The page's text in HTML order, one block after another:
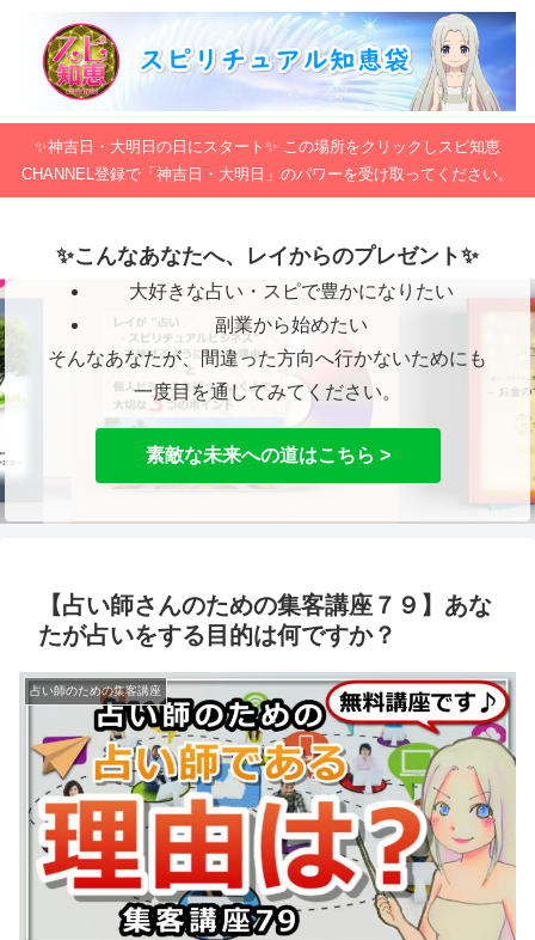
✨神吉日・大明日の日にスタート✨ この場所をクリックしスピ知恵
CHANNEL登録で「神吉日・大明日」のパワーを受け取ってください。
✨こんなあなたへ、レイからのプレゼント✨
大好きな占い・スピで豊かになりたい
副業から始めたい
そんなあなたが、間違った方向へ行かないためにも
一度目を通してみてください。
素敵な未来への道はこちら >
【占い師さんのための集客講座７９】あな
たが占いをする目的は何ですか？
占い師のための集客講座